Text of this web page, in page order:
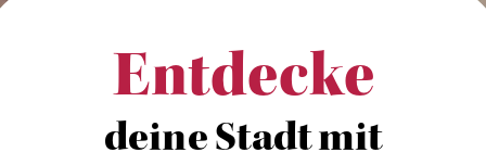
Entdecke
deine Stadt mit